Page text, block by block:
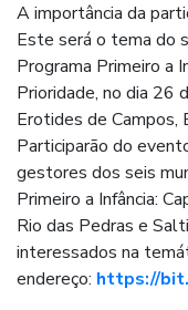
A importância da
Este será o tema do
Programa Primeiro a
Prioridade, no dia 26
Erotides de Campos,
Participarão do
gestores dos seis
Primeiro a Infância:
Rio das Pedras e
interessados na
endereço: https://